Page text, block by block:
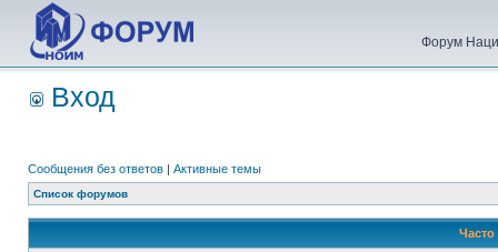
Форум
Вход
Сообщения без ответов | Активные темы
Список форумов